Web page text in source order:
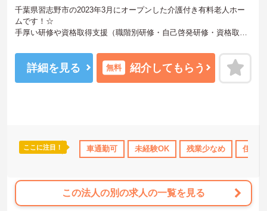
ンクOK 資格取得サポート 研修制度あり 産休･育休･介護休暇
千葉県習志野市の2023年3月にオープンした介護付き有料老人ホー
ムです！☆
手厚い研修や資格取得支援（職階別研修・自己啓発研修・資格取得
質向上と資格取得のサポートを行っております）があります！
スキルアップされたい方や未経験の方にもおすすめです！また、す
べての働く方が「安心して長く活躍できる職場」を提供すべく、
詳細を見る 無料 紹介してもらう
ここに注目！ 車通勤可 未経験OK 残業少なめ 住宅
この法人の別の求人の一覧を見る